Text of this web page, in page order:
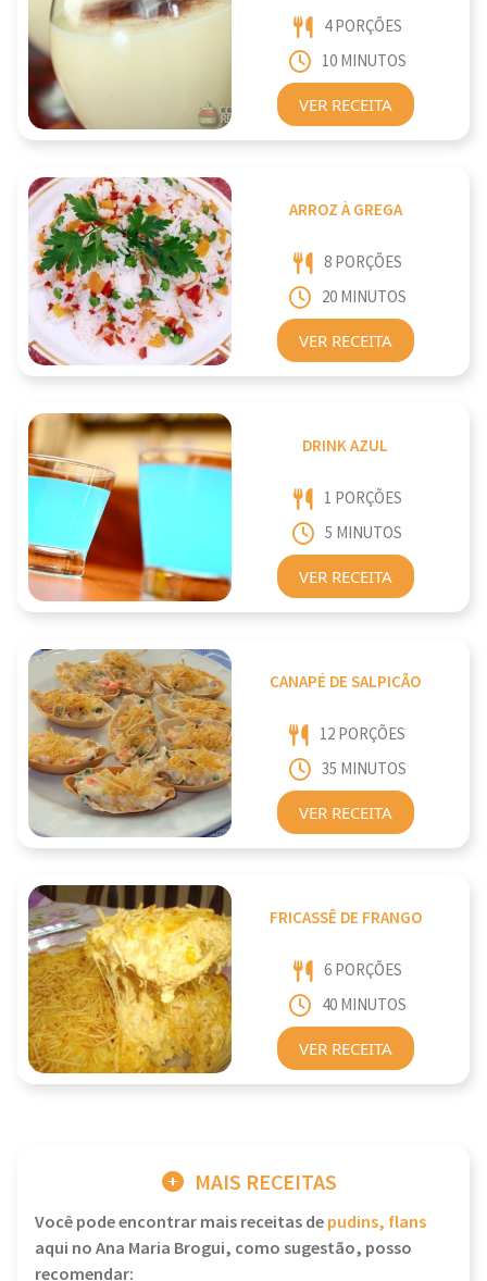
4 PORÇÕES
10 MINUTOS
VER RECEITA
ARROZ À GREGA
8 PORÇÕES
20 MINUTOS
VER RECEITA
DRINK AZUL
1 PORÇÕES
5 MINUTOS
VER RECEITA
CANAPÉ DE SALPICÃO
12 PORÇÕES
35 MINUTOS
VER RECEITA
FRICASSÊ DE FRANGO
6 PORÇÕES
40 MINUTOS
VER RECEITA
MAIS RECEITAS
Você pode encontrar mais receitas depudins, flans
aqui no Ana Maria Brogui, como sugestão, posso
recomendar: